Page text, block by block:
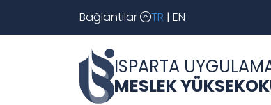
Bağlantılar TR | EN
ISPARTA
MESLEK